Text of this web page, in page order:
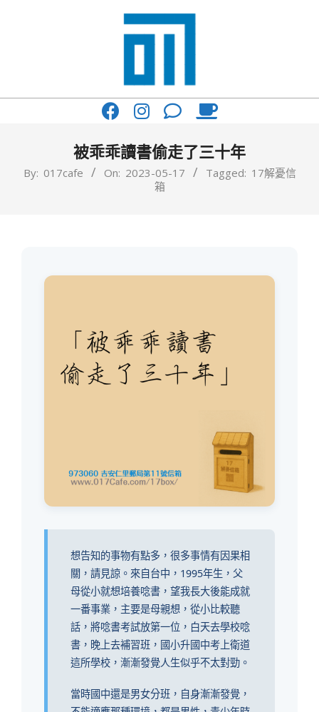
017
你
被乖乖讀書偷走了三十年
By: 017cafe On: 2023-05-17 Tagged: 17解憂信
箱
想告知的事物有點多，很多事情有因果相
關，請見諒。來自台中，1995年生，父
母從小就想培養唸書，望我長大後能成就
一番事業，主要是母親想，從小比較聽
話，將唸書考試放第一位，白天去學校唸
書，晚上去補習班，國小升國中考上衛道
這所學校，漸漸發覺人生似乎不太對勁。
當時國中還是男女分班，自身漸漸發覺，